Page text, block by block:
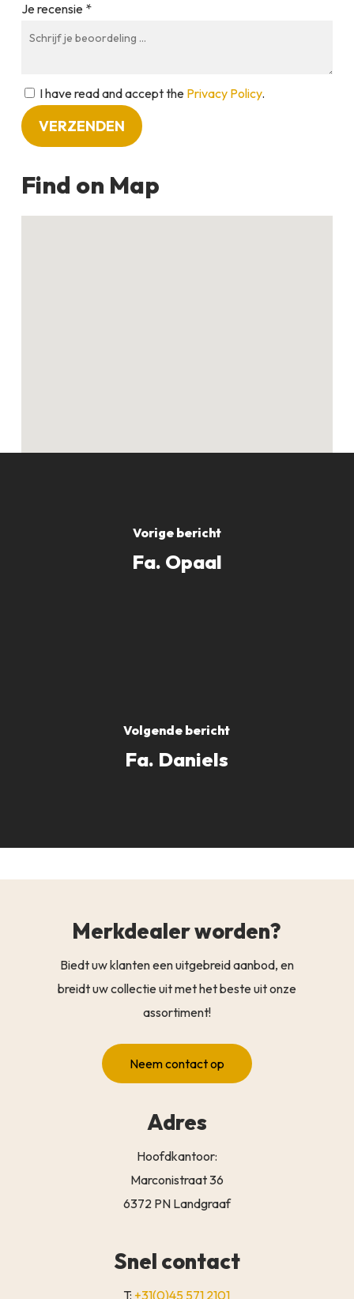
Je recensie *
I have read and accept the Privacy Policy.
Find on Map
Vorige bericht
Fa. Opaal
Volgende bericht
Fa. Daniels
Merkdealer worden?
Biedt uw klanten een uitgebreid aanbod, en
breidt uw collectie uit met het beste uit onze
assortiment!
Neem contact op
Adres
Hoofdkantoor:
Marconistraat 36
6372 PN Landgraaf
Snel contact
T: +31(0)45 571 2101